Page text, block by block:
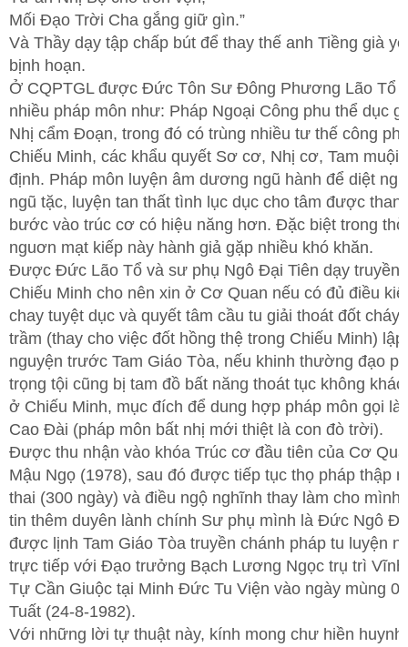
Mối Đạo Trời Cha gắng giữ gìn.”
Và Thầy dạy tập chấp bút để thay thế anh Tiềng già
bịnh hoạn.
Ở CQPTGL được Đức Tôn Sư Đông Phương Lão Tổ
nhiều pháp môn như: Pháp Ngoại Công phu thể dục
Nhị cẩm Đoạn, trong đó có trùng nhiều tư thế công
Chiếu Minh, các khẩu quyết Sơ cơ, Nhị cơ, Tam muội
định. Pháp môn luyện âm dương ngũ hành để diệt
ngũ tặc, luyện tan thất tình lục dục cho tâm được
bước vào trúc cơ có hiệu năng hơn. Đặc biệt trong
nguơn mạt kiếp này hành giả gặp nhiều khó khăn.
Được Đức Lão Tổ và sư phụ Ngô Đại Tiên dạy truyền
Chiếu Minh cho nên xin ở Cơ Quan nếu có đủ điều
chay tuyệt dục và quyết tâm cầu tu giải thoát đốt cháy
trầm (thay cho việc đốt hồng thệ trong Chiếu Minh) lập
nguyện trước Tam Giáo Tòa, nếu khinh thường đạo
trọng tội cũng bị tam đồ bất năng thoát tục không
ở Chiếu Minh, mục đích để dung hợp pháp môn gọi là
Cao Đài (pháp môn bất nhị mới thiệt là con đò trời).
Được thu nhận vào khóa Trúc cơ đầu tiên của Cơ
Mậu Ngọ (1978), sau đó được tiếp tục thọ pháp thập
thai (300 ngày) và điều ngộ nghĩnh thay làm cho mình
tin thêm duyên lành chính Sư phụ mình là Đức Ngô
được lịnh Tam Giáo Tòa truyền chánh pháp tu luyện
trực tiếp với Đạo trưởng Bạch Lương Ngọc trụ trì Vĩnh
Tự Cần Giuộc tại Minh Đức Tu Viện vào ngày mùng
Tuất (24-8-1982).
Với những lời tự thuật này, kính mong chư hiền huynh